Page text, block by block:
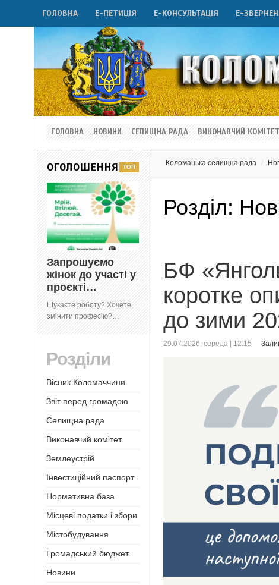
ГОЛОВНА Е-ПЕТИЦІЯ Е-КОНСУЛЬТАЦІЯ Е-
ГОЛОВНА НОВИНИ СЕЛИЩНА РАДА ВИКОНАВЧИЙ КОМІТЕТ
Коломацька селищна рада
Розділ:
БФ
коротке
до зими
29.07.2026, середа | 12:15
ОГОЛОШЕННЯ
Запрошуємо
жінок до участі у
проєкті…
Шукаєте роботу? Хочете
змінити професію?…
Розділи
Вісник Коломаччини
Звіт перед громадою
Селищна рада
Виконавчий комітет
Землеустрій
Інвестиційний паспорт
Нормативна база
Місцеві податки і збори
Містобудування
Громадський бюджет
Новини